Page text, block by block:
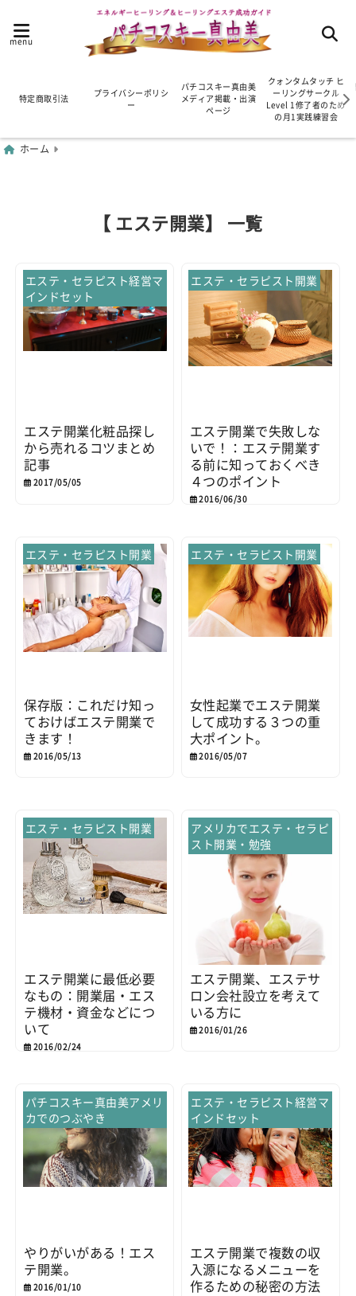
menu
特定商取引法
プライバシーポリシ
ー
パチコスキー真由美
メディア掲載・出演
ページ
クォンタムタッチ ヒ
ーリングサークル
Level 1修了者のため
の月1実践練習会
ホーム
【 エステ開業】 一覧
エステ・セラピスト経営マ
インドセット
エステ開業化粧品探し
から売れるコツまとめ
記事
2017/05/05
エステ・セラピスト開業
エステ開業で失敗しな
いで！：エステ開業す
る前に知っておくべき
４つのポイント
2016/06/30
エステ・セラピスト開業
保存版：これだけ知っ
ておけばエステ開業で
きます！
2016/05/13
エステ・セラピスト開業
女性起業でエステ開業
して成功する３つの重
大ポイント。
2016/05/07
エステ・セラピスト開業
エステ開業に最低必要
なもの：開業届・エス
テ機材・資金などにつ
いて
2016/02/24
アメリカでエステ・セラピ
スト開業・勉強
エステ開業、エステサ
ロン会社設立を考えて
いる方に
2016/01/26
パチコスキー真由美アメリ
カでのつぶやき
やりがいがある！エス
テ開業。
2016/01/10
エステ・セラピスト経営マ
インドセット
エステ開業で複数の収
入源になるメニューを
作るための秘密の方法